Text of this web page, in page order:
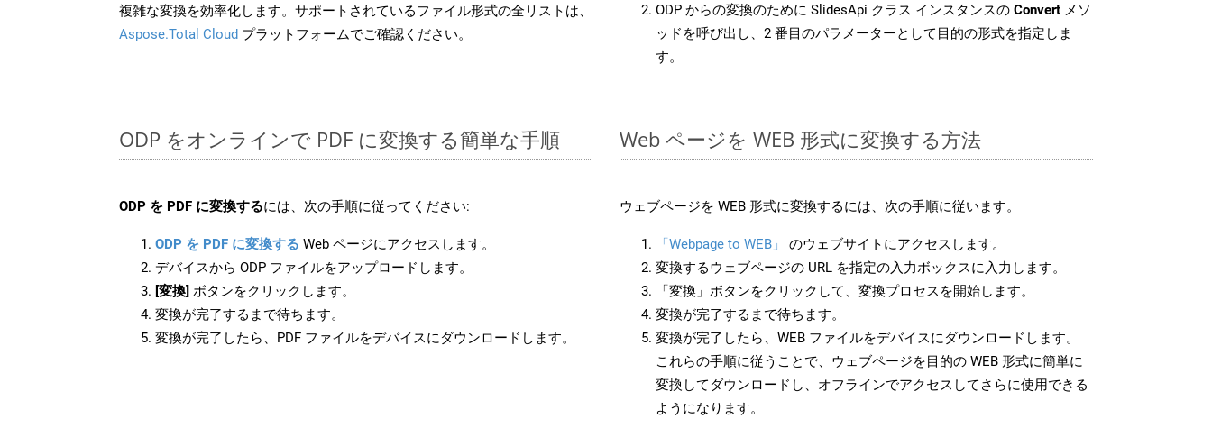
複雑な変換を効率化します。サポートされているファイル形式の全リストは、
Aspose.Total Cloud プラットフォームでご確認ください。
ODP からの変換のために SlidesApi クラス インスタンスの Convert メソ
ッドを呼び出し、2 番目のパラメーターとして目的の形式を指定しま
す。
ODP をオンラインで PDF に変換する簡単な手順
ODP を PDF に変換するには、次の手順に従ってください:
ODP を PDF に変換する Web ページにアクセスします。
デバイスから ODP ファイルをアップロードします。
[変換] ボタンをクリックします。
変換が完了するまで待ちます。
変換が完了したら、PDF ファイルをデバイスにダウンロードします。
Web ページを WEB 形式に変換する方法
ウェブページを WEB 形式に変換するには、次の手順に従います。
「Webpage to WEB」
のウェブサイトにアクセスします。
変換するウェブページの URL を指定の入力ボックスに入力します。
「変換」ボタンをクリックして、変換プロセスを開始します。
変換が完了するまで待ちます。
変換が完了したら、WEB ファイルをデバイスにダウンロードします。
これらの手順に従うことで、ウェブページを目的の WEB 形式に簡単に
変換してダウンロードし、オフラインでアクセスしてさらに使用できる
ようになります。